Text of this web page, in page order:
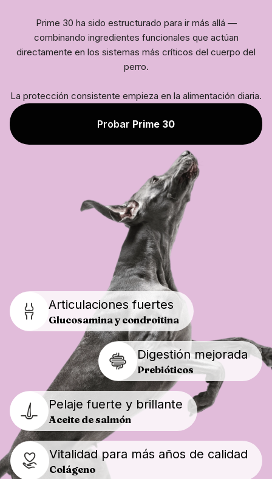
Prime 30 ha sido estructurado para ir más allá —
combinando ingredientes funcionales que actúan
directamente en los sistemas más críticos del cuerpo del
perro.
La protección consistente empieza en la alimentación diaria.
Probar Prime 30
Articulaciones fuertes
Glucosamina y condroitina
Digestión mejorada
Prebióticos
Pelaje fuerte y brillante
Aceite de salmón
Vitalidad para más años de calidad
Colágeno